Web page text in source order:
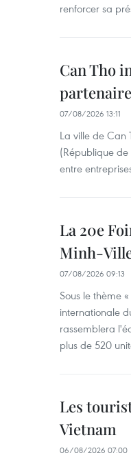
renforcer sa
Can Tho
07/08/2026 13:11
La ville de Can
(République
entre
La 20e
Minh-
07/08/2026 09:13
Sous le thème
internationale
rassemblera
plus de 520
Les
Vietnam
06/08/2026 07:00